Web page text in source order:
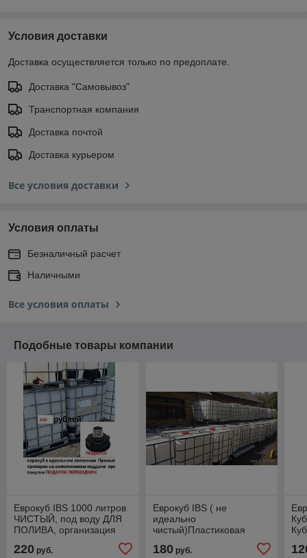
Условия доставки
Доставка осуществляется только по предоплате.
Доставка "Самовывоз"
Транспортная компания
Доставка почтой
Доставка курьером
Все условия доставки
Условия оплаты
Безналичный расчет
Наличными
Все условия оплаты
Подобные товары компании
Еврокуб IBS 1000 литров
ЧИСТЫЙ, под воду ДЛЯ
ПОЛИВА, организация
технических нужд.
220 руб.
Еврокуб IBS ( не
идеально
чистый)Пластиковая
180руб.